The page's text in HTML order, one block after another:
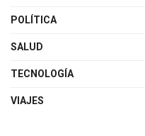
POLÍTICA
SALUD
TECNOLOGÍA
VIAJES